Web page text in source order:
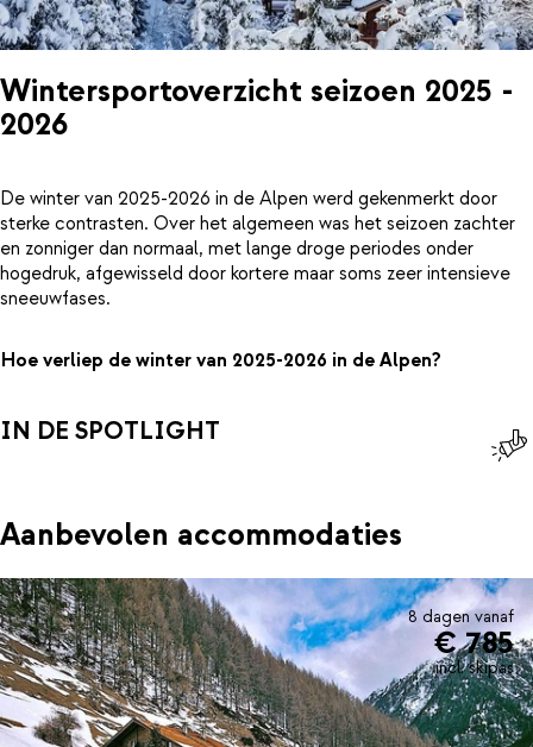
Wintersportoverzicht seizoen 2025 -
2026
De winter van 2025-2026 in de Alpen werd gekenmerkt door
sterke contrasten. Over het algemeen was het seizoen zachter
en zonniger dan normaal, met lange droge periodes onder
hogedruk, afgewisseld door kortere maar soms zeer intensieve
sneeuwfases.
Hoe verliep de winter van 2025-2026 in de Alpen?
IN DE SPOTLIGHT
Aanbevolen accommodaties
8 dagen vanaf
€ 785
incl. skipas